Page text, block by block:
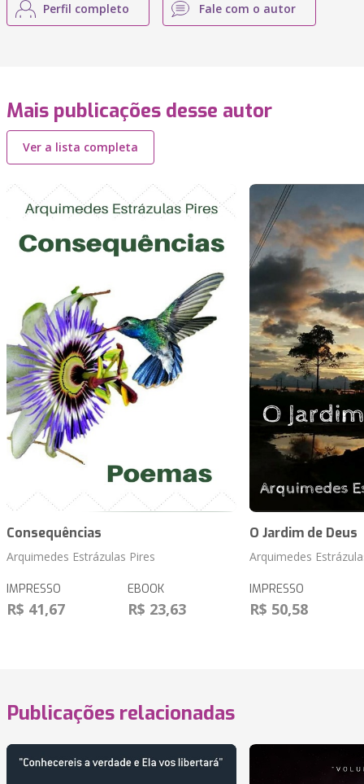
Perfil completo Fale com o autor
Mais publicações desse autor
Ver a lista completa
Consequências
Arquimedes Estrázulas Pires
IMPRESSO
R$ 41,67
EBOOK
R$ 23,63
O Jardim de Deus
Arquimedes
IMPRESSO
R$ 50,58
Publicações relacionadas